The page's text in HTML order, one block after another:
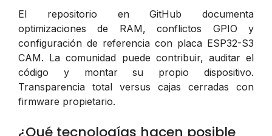
El repositorio en GitHub documenta
optimizaciones de RAM, conflictos GPIO y
configuración de referencia con placa ESP32-S3
CAM. La comunidad puede contribuir, auditar el
código y montar su propio dispositivo.
Transparencia total versus cajas cerradas con
firmware propietario.
¿Qué tecnologías hacen posible